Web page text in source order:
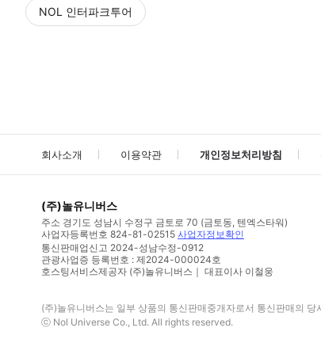
NOL 인터파크투어
회사소개 이용약관 개인정보처리방침
(주)놀유니버스
주소 경기도 성남시 수정구 금토로 70 (금토동, 텐엑스타워)
사업자등록번호 824-81-02515 사업자정보확인
통신판매업신고 2024-성남수정-0912
관광사업증 등록번호 : 제2024-000024호
호스팅서비스제공자 (주)놀유니버스｜ 대표이사 이철웅
(주)놀유니버스는 일부 상품의 통신판매중개자로서 통신판매의
ⓒ Nol Universe Co., Ltd. All rights reserved.